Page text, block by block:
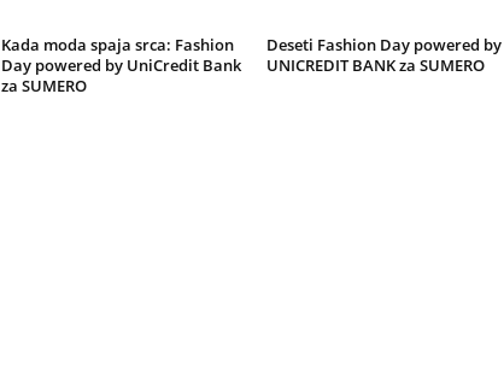
Kada moda spaja srca: Fashion
Day powered by UniCredit Bank
za SUMERO
Deseti Fashion Day powered by
UNICREDIT BANK za SUMERO